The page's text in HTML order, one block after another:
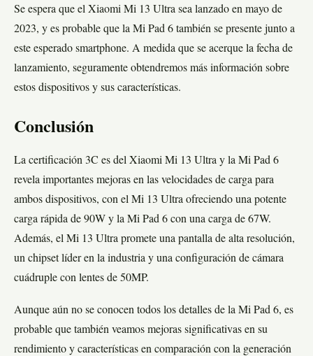
Se espera que el Xiaomi Mi 13 Ultra sea lanzado en mayo de
2023, y es probable que la Mi Pad 6 también se presente junto a
este esperado smartphone. A medida que se acerque la fecha de
lanzamiento, seguramente obtendremos más información sobre
estos dispositivos y sus características.
Conclusión
La certificación 3C es del Xiaomi Mi 13 Ultra y la Mi Pad 6
revela importantes mejoras en las velocidades de carga para
ambos dispositivos, con el Mi 13 Ultra ofreciendo una potente
carga rápida de 90W y la Mi Pad 6 con una carga de 67W.
Además, el Mi 13 Ultra promete una pantalla de alta resolución,
un chipset líder en la industria y una configuración de cámara
cuádruple con lentes de 50MP.
Aunque aún no se conocen todos los detalles de la Mi Pad 6, es
probable que también veamos mejoras significativas en su
rendimiento y características en comparación con la generación